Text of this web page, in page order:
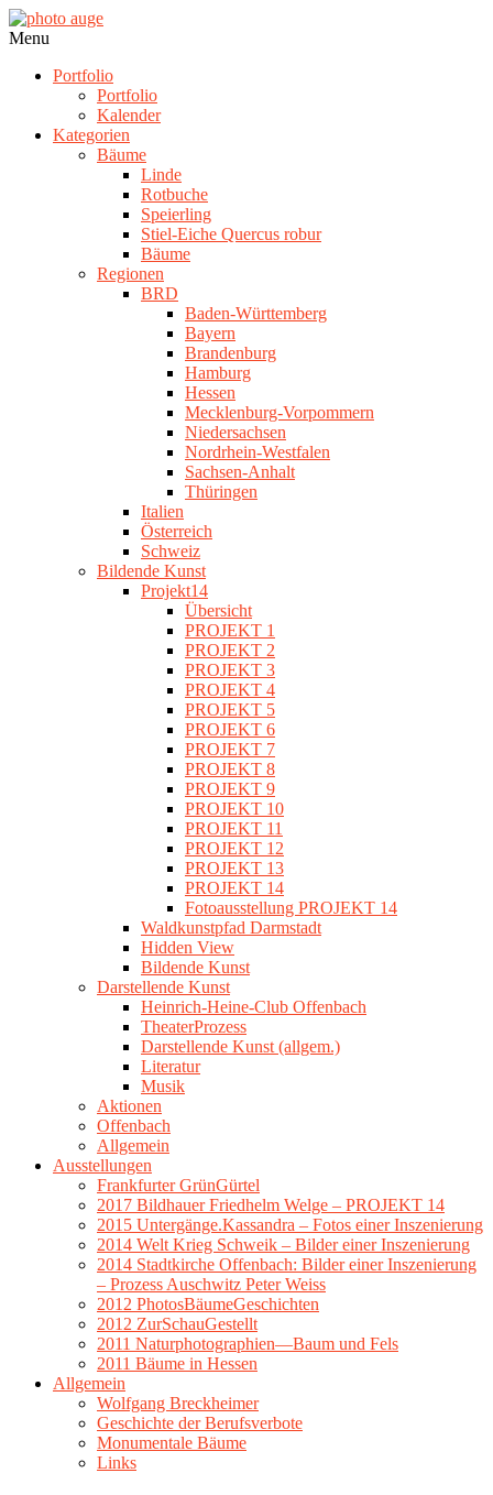
Skip
to
photo
Navigation
Menu
Portfolio
Portfolio
Kalender
Kategorien
Bäume
Linde
Rotbuche
Speierling
Stiel-Eiche Quercus robur
Bäume
Regionen
BRD
Baden-Württemberg
Bayern
Brandenburg
Hamburg
Hessen
Mecklenburg-Vorpommern
Niedersachsen
Nordrhein-Westfalen
Sachsen-Anhalt
Thüringen
Italien
Österreich
Schweiz
Bildende Kunst
Projekt14
Übersicht
PROJEKT 1
PROJEKT 2
PROJEKT 3
PROJEKT 4
PROJEKT 5
PROJEKT 6
PROJEKT 7
PROJEKT 8
PROJEKT 9
PROJEKT 10
PROJEKT 11
PROJEKT 12
PROJEKT 13
PROJEKT 14
Fotoausstellung PROJEKT 14
Waldkunstpfad Darmstadt
Hidden View
Bildende Kunst
Darstellende Kunst
Heinrich-Heine-Club Offenbach
TheaterProzess
Darstellende Kunst (allgem.)
Literatur
Musik
Aktionen
Offenbach
Allgemein
Ausstellungen
Frankfurter GrünGürtel
2017 Bildhauer Friedhelm Welge – PROJEKT 14
2015 Untergänge.Kassandra – Fotos einer Inszenierung
2014 Welt Krieg Schweik – Bilder einer Inszenierung
2014 Stadtkirche Offenbach: Bilder einer Inszenierung
– Prozess Auschwitz Peter Weiss
2012 PhotosBäumeGeschichten
2012 ZurSchauGestellt
2011 Naturphotographien—Baum und Fels
2011 Bäume in Hessen
Allgemein
Wolfgang Breckheimer
Geschichte der Berufsverbote
Monumentale Bäume
Links